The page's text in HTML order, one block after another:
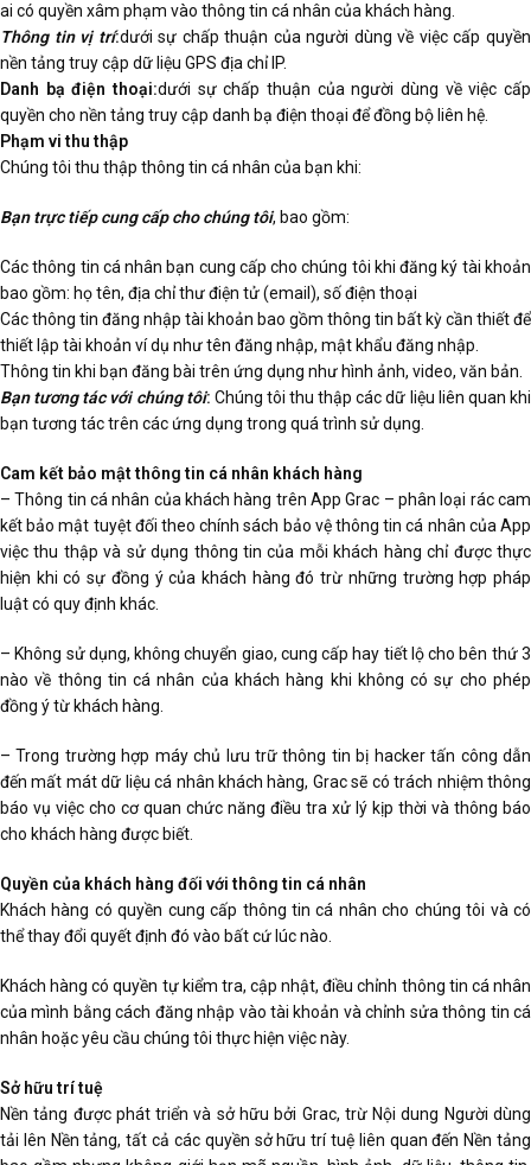
ai có quyền xâm phạm vào thông tin cá nhân của khách hàng.
Thông tin vị trí:dưới sự chấp thuận của người dùng về việc cấp quyền
nền tảng truy cập dữ liệu GPS địa chỉ IP.
Danh bạ điện thoại:dưới sự chấp thuận của người dùng về việc cấp
quyền cho nền tảng truy cập danh bạ điện thoại để đồng bộ liên hệ.
Phạm vi thu thập
Chúng tôi thu thập thông tin cá nhân của bạn khi:
Bạn trực tiếp cung cấp cho chúng tôi, bao gồm:
Các thông tin cá nhân bạn cung cấp cho chúng tôi khi đăng ký tài khoản
bao gồm: họ tên, địa chỉ thư điện tử (email), số điện thoại
Các thông tin đăng nhập tài khoản bao gồm thông tin bất kỳ cần thiết để
thiết lập tài khoản ví dụ như tên đăng nhập, mật khẩu đăng nhập.
Thông tin khi bạn đăng bài trên ứng dụng như hình ảnh, video, văn bản.
Bạn tương tác với chúng tôi: Chúng tôi thu thập các dữ liệu liên quan khi
bạn tương tác trên các ứng dụng trong quá trình sử dụng.
Cam kết bảo mật thông tin cá nhân khách hàng
– Thông tin cá nhân của khách hàng trên App Grac – phân loại rác cam
kết bảo mật tuyệt đối theo chính sách bảo vệ thông tin cá nhân của App
việc thu thập và sử dụng thông tin của mỗi khách hàng chỉ được thực
hiện khi có sự đồng ý của khách hàng đó trừ những trường hợp pháp
luật có quy định khác.
– Không sử dụng, không chuyển giao, cung cấp hay tiết lộ cho bên thứ 3
nào về thông tin cá nhân của khách hàng khi không có sự cho phép
đồng ý từ khách hàng.
– Trong trường hợp máy chủ lưu trữ thông tin bị hacker tấn công dẫn
đến mất mát dữ liệu cá nhân khách hàng, Grac sẽ có trách nhiệm thông
báo vụ việc cho cơ quan chức năng điều tra xử lý kịp thời và thông báo
cho khách hàng được biết.
Quyền của khách hàng đối với thông tin cá nhân
Khách hàng có quyền cung cấp thông tin cá nhân cho chúng tôi và có
thể thay đổi quyết định đó vào bất cứ lúc nào.
Khách hàng có quyền tự kiểm tra, cập nhật, điều chỉnh thông tin cá nhân
của mình bằng cách đăng nhập vào tài khoản và chỉnh sửa thông tin cá
nhân hoặc yêu cầu chúng tôi thực hiện việc này.
Sở hữu trí tuệ
Nền tảng được phát triển và sở hữu bởi Grac, trừ Nội dung Người dùng
tải lên Nền tảng, tất cả các quyền sở hữu trí tuệ liên quan đến Nền tảng